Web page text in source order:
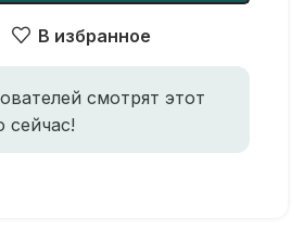
В избранное
смотрят этот
сейчас!